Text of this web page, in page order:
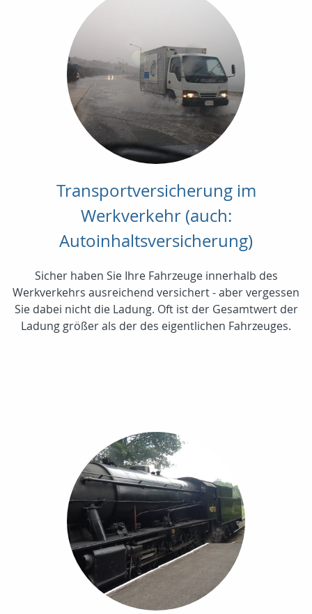
Transportversicherung im
Werkverkehr (auch:
Autoinhaltsversicherung)
Sicher haben Sie Ihre Fahrzeuge innerhalb des
Werkverkehrs ausreichend versichert - aber vergessen
Sie dabei nicht die Ladung. Oft ist der Gesamtwert der
Ladung größer als der des eigentlichen Fahrzeuges.